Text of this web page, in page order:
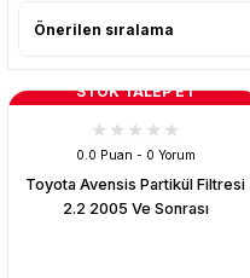
STOK TALEP ET
0.0 Puan - 0 Yorum
Toyota Avensis Partikül Filtresi
2.2 2005 Ve Sonrası